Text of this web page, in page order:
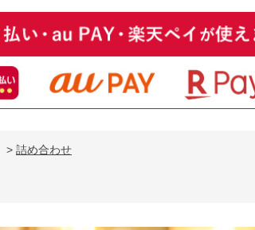
> 詰め合わせ